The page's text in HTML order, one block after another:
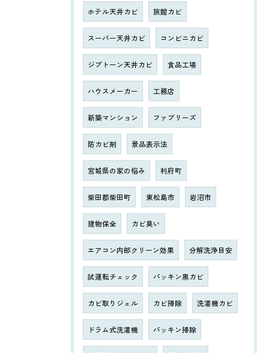
ホテル天井カビ 旅館カビ
スーパー天井カビ コンビニカビ
ジプトーン天井カビ 食品工場
ハウスメーカー 工務店
新築マンション ファブリーズ
防カビ剤 景品表示法
宮城県の家の悩み 利府町
柴田郡柴田町 東松島市 岩沼市
建物保全 カビ臭い
エアコン内部クリーン効果 分解洗浄目安
試運転チェック パッキン黒カビ
カビ取りジェル カビ掃除 洗濯機カビ
ドラム式洗濯機 パッキン掃除